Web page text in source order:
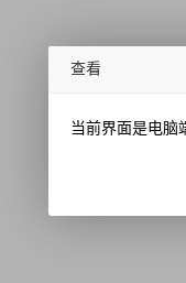
查看
当前界面是电脑